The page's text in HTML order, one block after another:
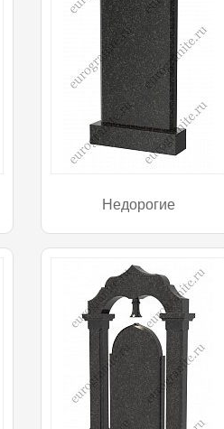
Недорогие